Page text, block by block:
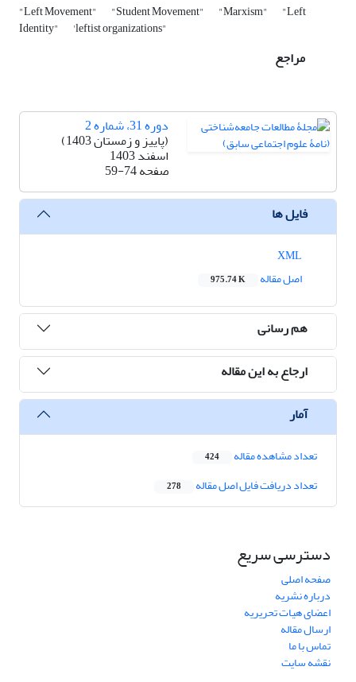
"Left Movement" "Student Movement" "Marxism" "Left
Identity" 'leftist organizations"
مراجع
دوره 31، شماره 2
(پاییز و زمستان 1403)
اسفند 1403
صفحه59-74
فایل ها
اصل مقاله
975.74 K
هم رسانی
ارجاع به این مقاله
آمار
تعداد مشاهده مقاله 424
تعداد دریافت فایل اصل مقاله 278
دسترسی سریع
صفحه اصلی
درباره نشریه
اعضای هیات تحریریه
ارسال مقاله
تماس با ما
نقشه سایت